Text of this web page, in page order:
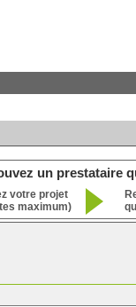
un prestataire
votre projet
maximum)